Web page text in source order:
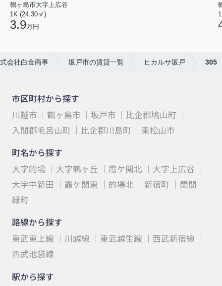
鶴ヶ島市大字上広谷
1K (24.30㎡)
3.9万円
会社白金商事 坂戸市の賃貸一覧 ヒカルサ坂戸 305
市区町村から探す
川越市
鶴ヶ島市 坂戸市
比企郡鳩山町
入間郡毛呂山町
比企郡川島町
東松山市
町名から探す
大字的場
大字鶴ヶ丘 霞ケ関北
大字上広谷
大字中新田
霞ケ関東 的場北 新宿町
関間
緑町
路線から探す
東武東上線
川越線 東武越生線
西武新宿線
西武池袋線
駅から探す